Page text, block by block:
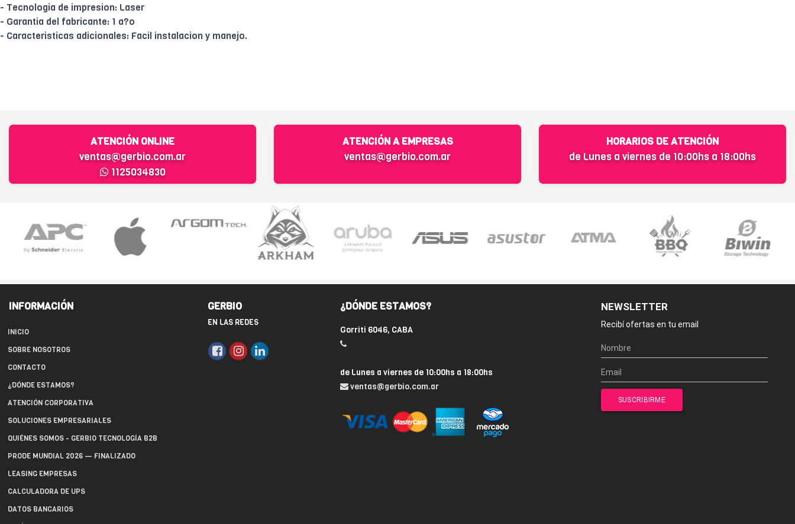
- Tecnologia de impresion: Laser
- Garantia del fabricante: 1 a?o
- Caracteristicas adicionales: Facil instalacion y manejo.
ATENCIÓN ONLINE
ventas@gerbio.com.ar
1125034830
ATENCIÓN A EMPRESAS
ventas@gerbio.com.ar
HORARIOS DE ATENCIÓN
de Lunes a viernes de 10:00hs a 18:00hs
INFORMACIÓN
INICIO
SOBRE NOSOTROS
CONTACTO
¿DÓNDE ESTAMOS?
ATENCIÓN CORPORATIVA
SOLUCIONES EMPRESARIALES
QUIÉNES SOMOS - GERBIO TECNOLOGÍA B2B
PRODE MUNDIAL 2026 — FINALIZADO
LEASING EMPRESAS
CALCULADORA DE UPS
DATOS BANCARIOS
GERBIO
EN LAS REDES
¿DÓNDE ESTAMOS?
Gorriti 6046, CABA
de Lunes a viernes de 10:00hs a 18:00hs
ventas@gerbio.com.ar
NEWSLETTER
Recibí ofertas en tu email